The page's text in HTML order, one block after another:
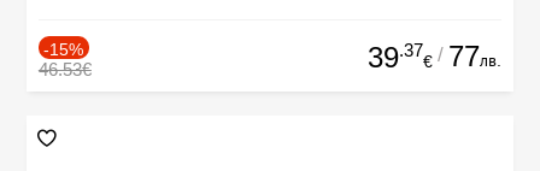
-15%
46.53€ 39.37
€ / 77лв.